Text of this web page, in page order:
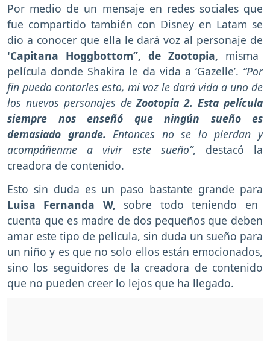
Por medio de un mensaje en redes sociales que
fue compartido también con Disney en Latam se
dio a conocer que ella le dará voz al personaje de
'Capitana Hoggbottom”, de Zootopia, misma
película donde Shakira le da vida a ‘Gazelle’. “Por
fin puedo contarles esto, mi voz le dará vida a uno de
los nuevos personajes deZootopia 2. Esta película
siempre nos enseñó que ningún sueño es
demasiado grande. Entonces no se lo pierdan y
acompáñenme a vivir este sueño”, destacó la
creadora de contenido.
Esto sin duda es un paso bastante grande para
Luisa Fernanda W, sobre todo teniendo en
cuenta que es madre de dos pequeños que deben
amar este tipo de película, sin duda un sueño para
un niño y es que no solo ellos están emocionados,
sino los seguidores de la creadora de contenido
que no pueden creer lo lejos que ha llegado.